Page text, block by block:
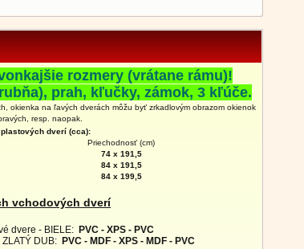
rozmery (vrátane rámu)!
prah, kľučky, zámok, 3 kľúče.
okienka na ľavých dverách môžu byť zrkadlovým obrazom okienok
resp. naopak.
dverí (cca):
Priechodnosť (cm)
74 x 191,5
84 x 191,5
84 x 199,5
vchodových dverí
dvere - BIELE: PVC - XPS - PVC
DUB: PVC - MDF - XPS - MDF - PVC